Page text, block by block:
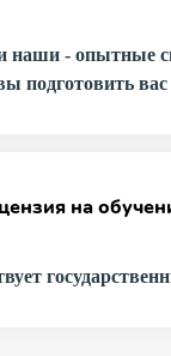
наши - опытные
подготовить
на